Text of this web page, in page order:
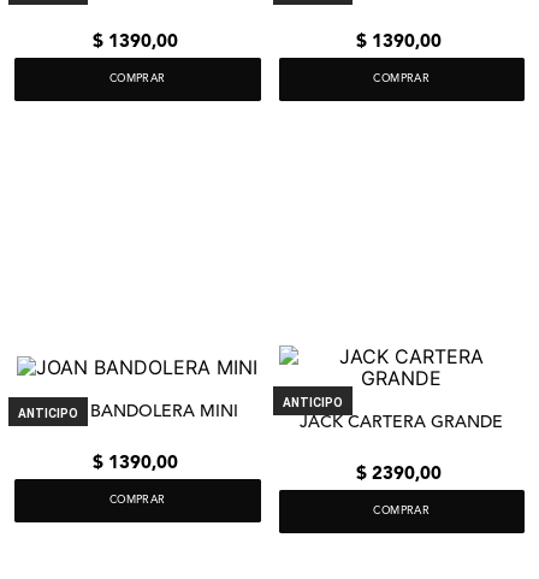
$ 1390,00
COMPRAR
$ 1390,00
COMPRAR
JOAN BANDOLERA MINI
ANTICIPO
$ 1390,00
COMPRAR
JACK CARTERA GRANDE
ANTICIPO
$ 2390,00
COMPRAR